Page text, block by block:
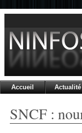
Accueil Actualité
SNCF :